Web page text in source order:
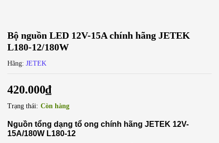
Bộ nguồn LED 12V-15A chính hãng JETEK
L180-12/180W
Hãng: JETEK
420.000₫
Trạng thái: Còn hàng
Nguồn tổng dạng tổ ong chính hãng JETEK 12V-
15A/180W L180-12